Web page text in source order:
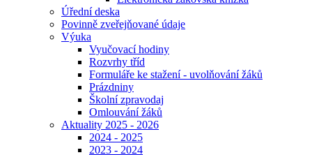
Úřední deska
Povinně zveřejňované údaje
Výuka
Vyučovací hodiny
Rozvrhy tříd
Formuláře ke stažení - uvolňování žáků
Prázdniny
Školní zpravodaj
Omlouvání žáků
Aktuality 2025 - 2026
2024 - 2025
2023 - 2024